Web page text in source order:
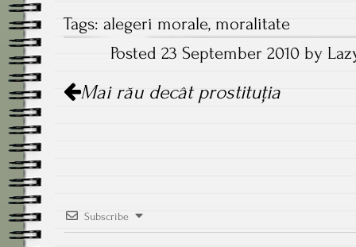
Tags: alegeri morale, moralitate
Posted 23 September 2010 by
navigation
Mai rău decât prostituţia
Subscribe